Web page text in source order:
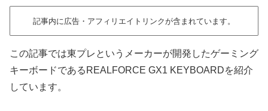
記事内に広告・アフィリエイトリンクが含まれています。
この記事では東プレというメーカーが開発したゲーミング
キーボードであるREALFORCE GX1 KEYBOARDを紹介
しています。